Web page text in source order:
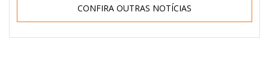
CONFIRA OUTRAS NOTÍCIAS